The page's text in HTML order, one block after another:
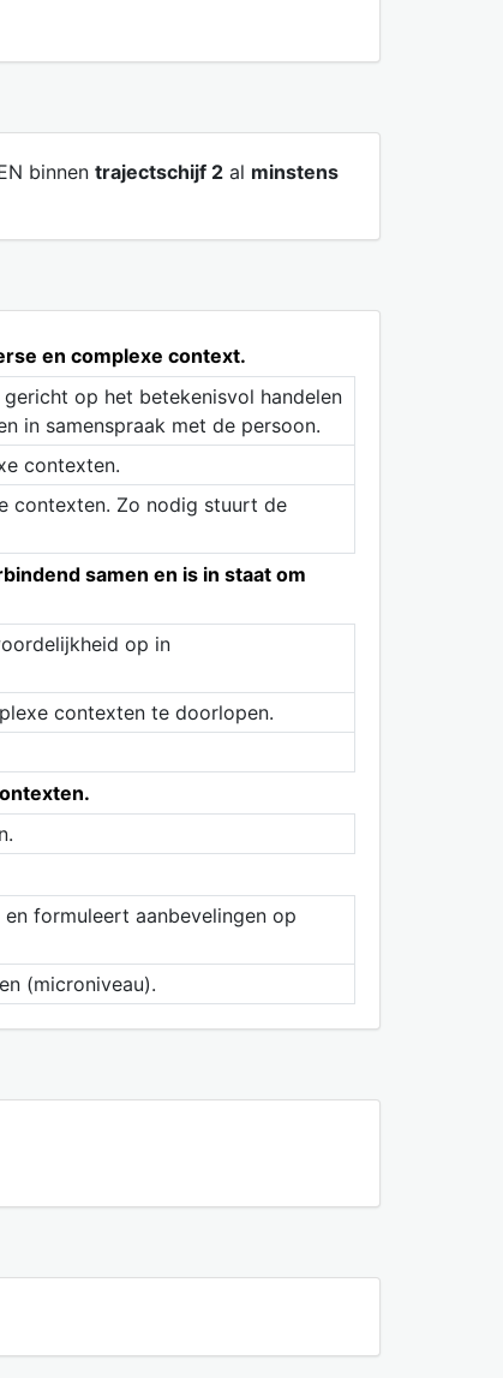
binnen trajectschijf 2 al minstens
en complexe context.
op het betekenisvol handelen
in samenspraak met de persoon.
contexten.
contexten. Zo nodig stuurt de
samen en is in staat om
op in
contexten te doorlopen.
formuleert aanbevelingen op
(microniveau).